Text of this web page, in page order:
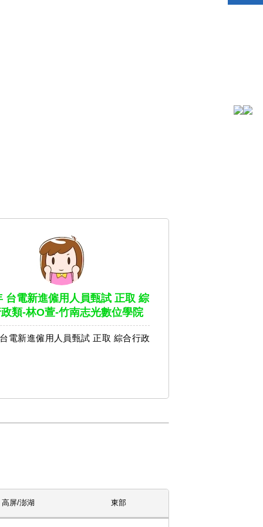
台電新進僱用人員甄試 正取 綜
類-林O萱-竹南志光數位學院
電新進僱用人員甄試 正取 綜合行政
高屏/澎湖 東部